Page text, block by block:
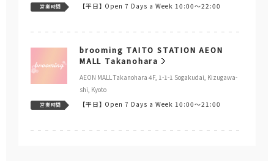
営業時間 【平日】 Open 7 Days a Week 10:00～22:00
brooming TAITO STATION AEON
MALL Takanohara
AEON MALL Takanohara 4F, 1-1-1 Sogakudai, Kizugawa-
shi, Kyoto
営業時間 【平日】 Open 7 Days a Week 10:00～21:00